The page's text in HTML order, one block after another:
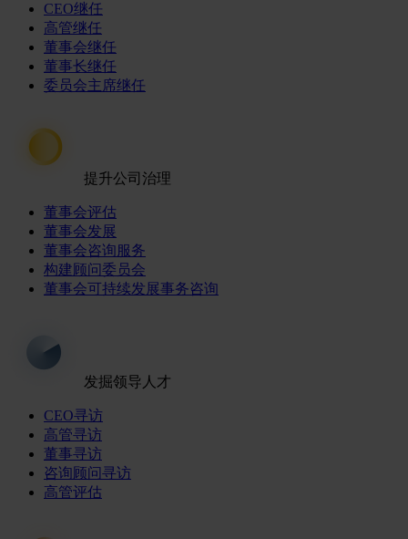
CEO继任
高管继任
董事会继任
董事长继任
委员会主席继任
提升公司治理
董事会评估
董事会发展
董事会咨询服务
构建顾问委员会
董事会可持续发展事务咨询
发掘领导人才
CEO寻访
高管寻访
董事寻访
咨询顾问寻访
高管评估